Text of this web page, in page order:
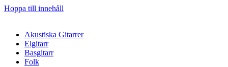
Hoppa till innehåll
Akustiska Gitarrer
Elgitarr
Basgitarr
Folk